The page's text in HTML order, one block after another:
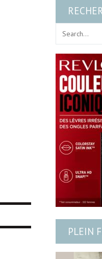
PLEIN